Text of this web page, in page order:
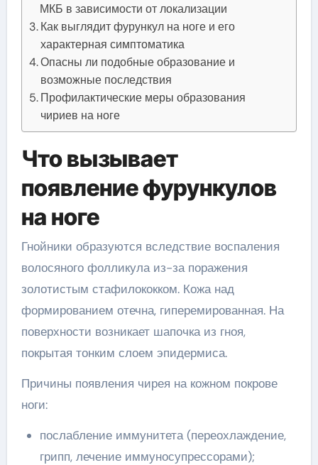
МКБ в зависимости от локализации
Как выглядит фурункул на ноге и его
характерная симптоматика
Опасны ли подобные образование и
возможные последствия
Профилактические меры образования
чириев на ноге
Что вызывает
появление фурункулов
на ноге
Гнойники образуются вследствие воспаления
волосяного фолликула из-за поражения
золотистым стафилококком. Кожа над
формированием отечна, гиперемированная. На
поверхности возникает шапочка из гноя,
покрытая тонким слоем эпидермиса.
Причины появления чирея на кожном покрове
ноги:
послабление иммунитета (переохлаждение,
грипп, лечение иммуносупрессорами);